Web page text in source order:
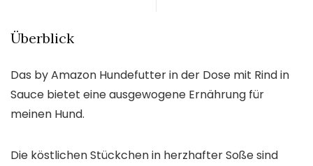
Überblick
Das by Amazon Hundefutter in der Dose mit Rind in
Sauce bietet eine ausgewogene Ernährung für
meinen Hund.
Die köstlichen Stückchen in herzhafter Soße sind